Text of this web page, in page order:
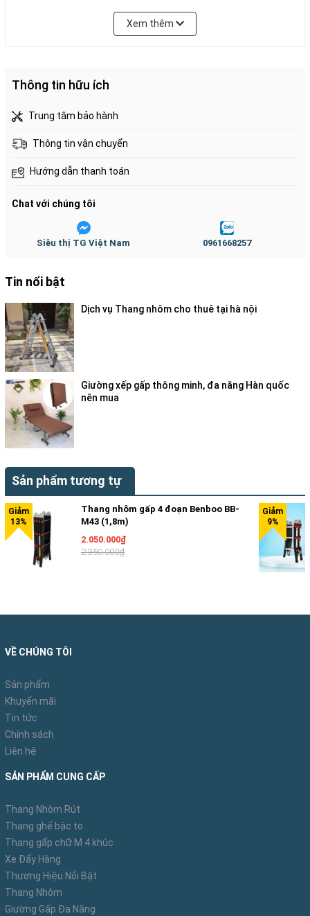
của nhà hàng khách sạn...Xem thêm
Thông tin hữu ích
Trung tâm bảo hành
Thông tin vận chuyển
Hướng dẫn thanh toán
Chat với chúng tôi
Siêu thị TG Việt Nam 0961668257
Tin nổi bật
Dịch vụ Thang nhôm cho thuê tại hà nội
Giường xếp gấp thông minh, đa năng Hàn quốc
nên mua
Sản phẩm tương tự
Thang nhôm gấp 4 đoạn Benboo BB-
M43 (1,8m)
2.050.000₫
2.350.000₫
VỀ CHÚNG TÔI
Sản phẩm
Khuyến mãi
Tin tức
Chính sách
Liên hệ
SẢN PHẨM CUNG CẤP
Thang Nhôm Rút
Thang ghế bậc to
Thang gấp chữ M 4 khúc
Xe Đẩy Hàng
Thương Hiệu Nổi Bật
Thang Nhôm
Giường Gấp Đa Năng